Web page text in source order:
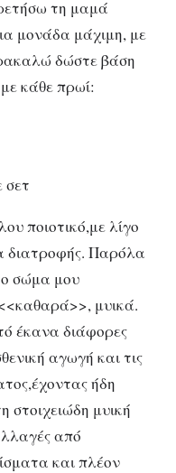
τη μαμά
μονάδα μάχιμη, με
δώστε βάση
κάθε πρωί:
σετ
ποιοτικό,με λίγο
διατροφής. Παρόλα
σώμα μου
μυικά.
έκανα διάφορες
αγωγή και τις
ήδη
στοιχειώδη μυική
από
και πλέον